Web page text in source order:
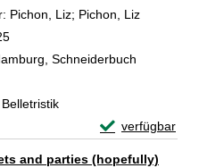
Pichon, Liz; Pichon, Liz
Schneiderbuch
verfügbar
Exemplar-
and parties (hopefully)